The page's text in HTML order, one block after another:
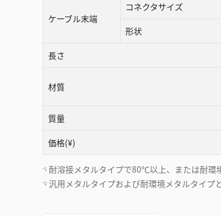
ケーブル末端
コネクタサイズ
形状
長さ
材質
質量
価格(¥)
*1 耐溶接メタルタイプで80℃以上、または耐環
*2 汎用メタルタイプおよび耐環境メタルタイプ